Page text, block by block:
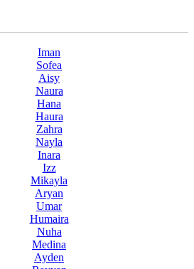
Iman
Sofea
Aisy
Naura
Hana
Haura
Zahra
Nayla
Inara
Izz
Mikayla
Aryan
Umar
Humaira
Nuha
Medina
Ayden